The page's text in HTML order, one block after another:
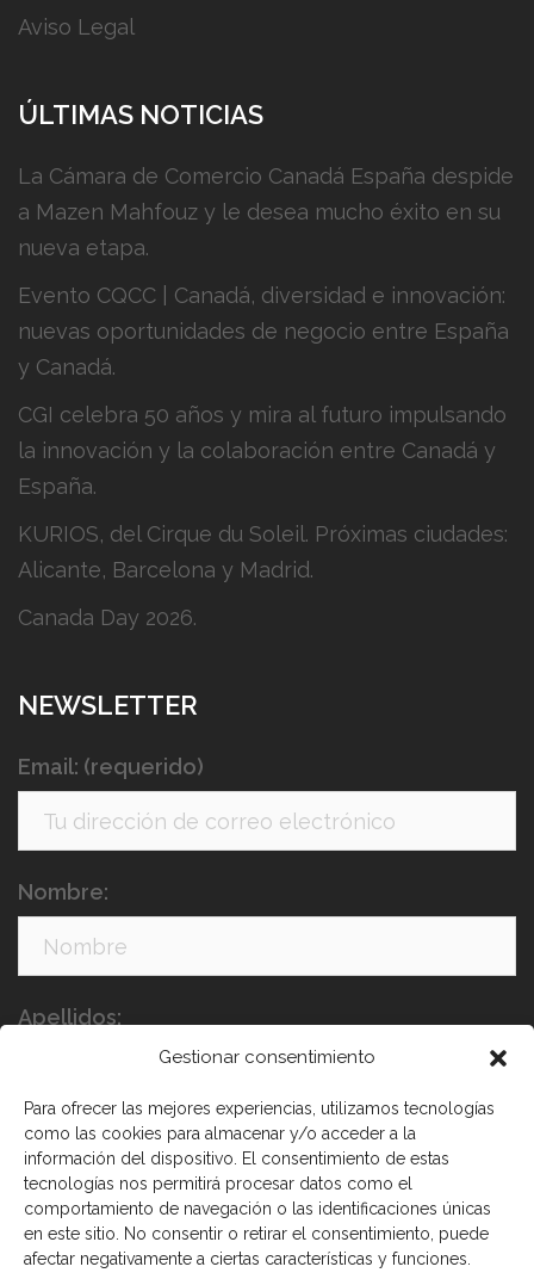
Gestionar consentimiento
Para ofrecer las mejores experiencias, utilizamos tecnologías
como las cookies para almacenar y/o acceder a la
información del dispositivo. El consentimiento de estas
tecnologías nos permitirá procesar datos como el
comportamiento de navegación o las identificaciones únicas
en este sitio. No consentir o retirar el consentimiento, puede
afectar negativamente a ciertas características y funciones.
Aviso Legal
ÚLTIMAS NOTICIAS
La Cámara de Comercio Canadá España despide
a Mazen Mahfouz y le desea mucho éxito en su
nueva etapa.
Evento CQCC | Canadá, diversidad e innovación:
nuevas oportunidades de negocio entre España
y Canadá.
CGI celebra 50 años y mira al futuro impulsando
la innovación y la colaboración entre Canadá y
España.
KURIOS, del Cirque du Soleil. Próximas ciudades:
Alicante, Barcelona y Madrid.
Canada Day 2026.
NEWSLETTER
Email: (requerido)
Nombre:
Apellidos:
He leído y acepto los términos y condiciones